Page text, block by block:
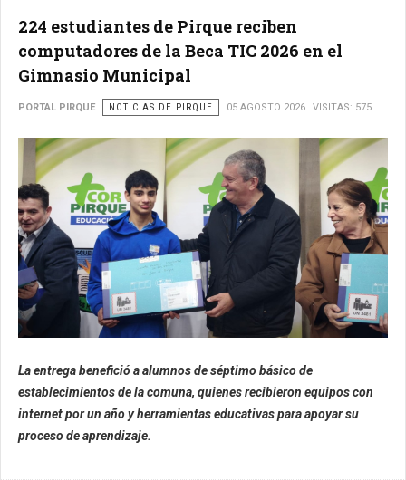
224 estudiantes de Pirque reciben
computadores de la Beca TIC 2026 en el
Gimnasio Municipal
PORTAL PIRQUE NOTICIAS DE PIRQUE 05 AGOSTO 2026 VISITAS: 575
La entrega benefició a alumnos de séptimo básico de
establecimientos de la comuna, quienes recibieron equipos con
internet por un año y herramientas educativas para apoyar su
proceso de aprendizaje.